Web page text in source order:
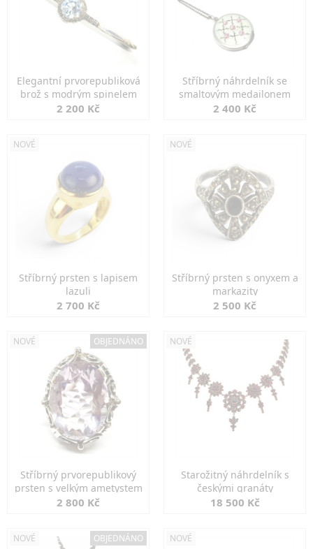
Elegantní prvorepubliková
brož s modrým spinelem
2 200 Kč
Stříbrný náhrdelník se
smaltovým medailonem
2 400 Kč
NOVÉ
Stříbrný prsten s lapisem
lazuli
2 700 Kč
NOVÉ
Stříbrný prsten s onyxem a
markazity
2 500 Kč
NOVÉ OBJEDNÁNO
Stříbrný prvorepublikový
prsten s velkým ametystem
2 800 Kč
NOVÉ
Starožitný náhrdelník s
českými granáty
18 500 Kč
NOVÉ OBJEDNÁNO NOVÉ